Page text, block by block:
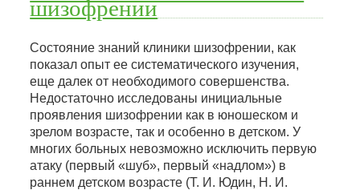
шизофрении
Состояние знаний клиники шизофрении, как
показал опыт ее систематического изучения,
еще далек от необходимого совершенства.
Недостаточно исследованы инициальные
проявления шизофрении как в юношеском и
зрелом возрасте, так и особенно в детском. У
многих больных невозможно исключить первую
атаку (первый «шуб», первый «надлом») в
раннем детском возрасте (Т. И. Юдин, Н. И.